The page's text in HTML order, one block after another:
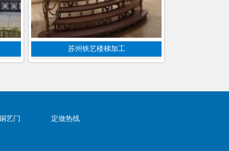
苏州铁艺楼梯加工
艺门 定做热线